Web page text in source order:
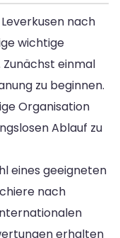
nach
wichtige
einmal
zu beginnen.
Organisation
Ablauf zu
eines geeigneten
nach
erhalten